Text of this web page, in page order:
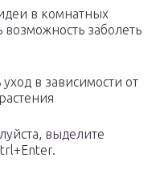
в комнатных
заболеть
в зависимости от
выделите